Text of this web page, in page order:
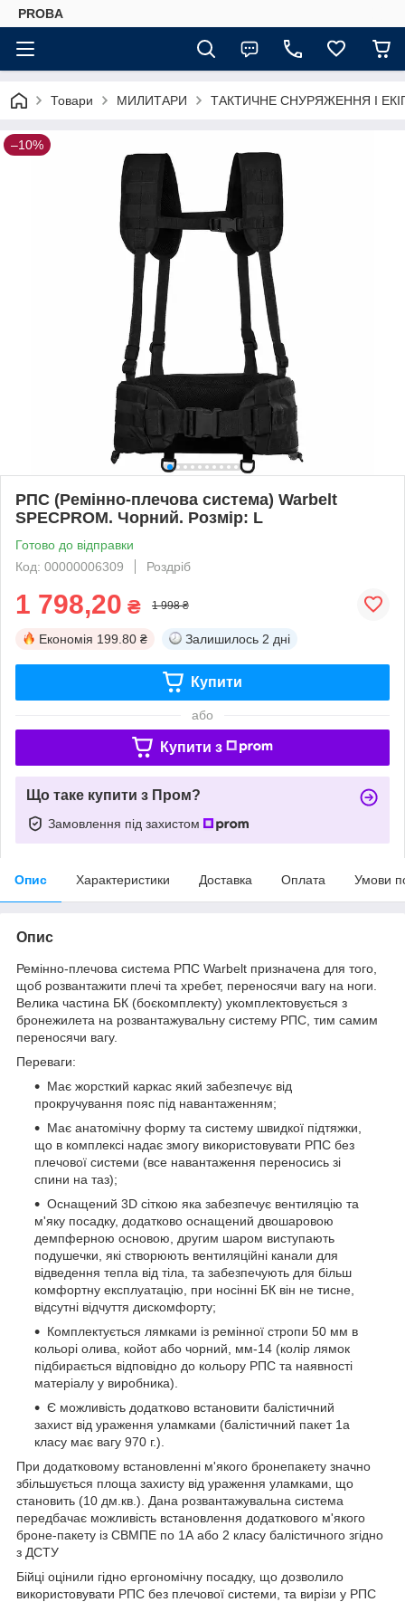
PROBA
Товари МИЛИТАРИ ТАКТИЧНЕ СНУРЯЖЕННЯ І
–10%
РПС (Ремінно-плечова система) Warbelt
SPECPROM. Чорний. Розмір: L
Готово до відправки
Код: 00000006309
Роздріб
1 798,20 ₴ 1 998 ₴
Економія 199.80 ₴ Залишилось 2 дні
Купити
або
Купити з
Що таке купити з Пром?
Замовлення під захистом
Опис Характеристики Доставка Оплата Умови
Опис
Ремінно-плечова система РПС Warbelt призначена для того,
щоб розвантажити плечі та хребет, переносячи вагу на ноги.
Велика частина БК (боєкомплекту) укомплектовується з
бронежилета на розвантажувальну систему РПС, тим самим
переносячи вагу.
Переваги:
Має жорсткий каркас який забезпечує від
прокручування пояс під навантаженням;
Має анатомічну форму та систему швидкої підтяжки,
що в комплексі надає змогу використовувати РПС без
плечової системи (все навантаження переносись зі
спини на таз);
Оснащений 3D сіткою яка забезпечує вентиляцію та
м'яку посадку, додатково оснащений двошаровою
демпферною основою, другим шаром виступають
подушечки, які створюють вентиляційні канали для
відведення тепла від тіла, та забезпечують для більш
комфортну експлуатацію, при носінні БК він не тисне,
відсутні відчуття дискомфорту;
Комплектується лямками із ремінної стропи 50 мм в
кольорі олива, койот або чорний, мм-14 (колір лямок
підбирається відповідно до кольору РПС та наявності
матеріалу у виробника).
Є можливість додатково встановити балістичний
захист від ураження уламками (балістичний пакет 1а
класу має вагу 970 г.).
При додатковому встановленні м'якого бронепакету значно
збільшується площа захисту від ураження уламками, що
становить (10 дм.кв.). Дана розвантажувальна система
передбачає можливість встановлення додаткового м'якого
броне-пакету із СВМПЕ по 1А або 2 класу балістичного згідно
з ДСТУ
Бійці оцінили гідно ергономічну посадку, що дозволило
використовувати РПС без плечової системи, та вирізи у РПС